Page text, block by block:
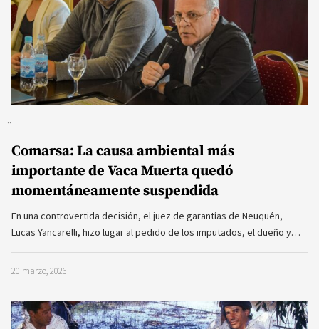
Comarsa: La causa ambiental más
importante de Vaca Muerta quedó
momentáneamente suspendida
En una controvertida decisión, el juez de garantías de Neuquén,
Lucas Yancarelli, hizo lugar al pedido de los imputados, el dueño y…
20 marzo, 2026